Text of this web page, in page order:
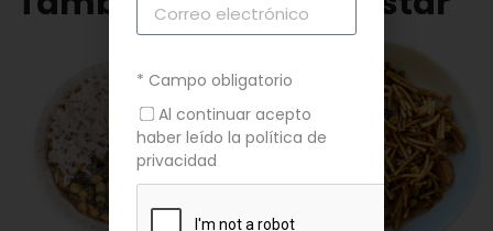
* Campo obligatorio
Al continuar acepto
haber leído la política de
privacidad